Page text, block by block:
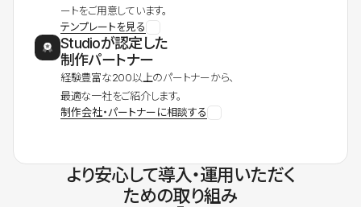
ートをご用意しています。
テンプレートを見る
Studioが認定した
制作パートナー
経験豊富な200以上のパートナーから、
最適な一社をご紹介します。
制作会社・パートナーに相談する
より安心して導入・運用いただく
ための取り組み